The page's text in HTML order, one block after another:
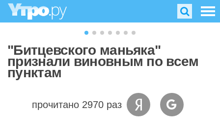
"Битцевского маньяка"
признали виновным по всем
пунктам
прочитано 2970 раз